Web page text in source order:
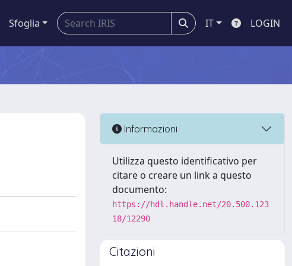
Sfoglia IT LOGIN
Informazioni
Utilizza questo identificativo per
citare o creare un link a questo
documento:
https://hdl.handle.net/20.500.123
18/12290
Citazioni